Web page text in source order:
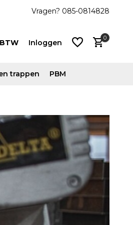
Vragen? 085-0814828
Inloggen
Account
Account
aanmaken
0
trappen PBM